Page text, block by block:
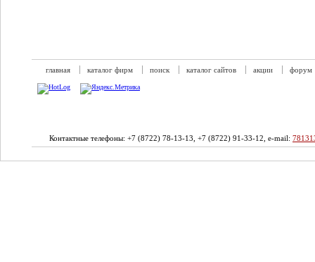
главная каталог фирм поиск каталог сайтов акции форум
Контактные телефоны: +7 (8722) 78-13-13, +7 (8722) 91-33-12, e-mail: